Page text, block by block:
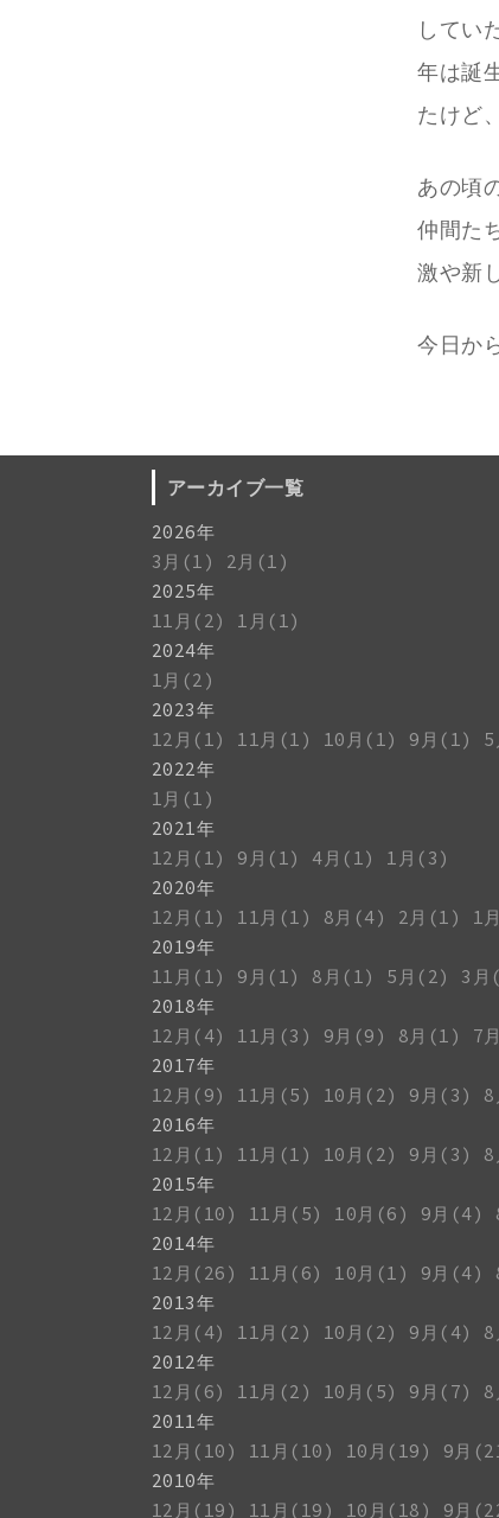
してい
年は誕
たけど
あの頃
仲間た
激や新
今日か
アーカイブ一覧
2026年
3月(1)
2月(1)
2025年
11月(2)
1月(1)
2024年
1月(2)
2023年
12月(1)
11月(1) 10月(1) 9月(1)
2022年
1月(1)
2021年
12月(1)
9月(1) 4月(1)
1月(3)
2020年
12月(1)
11月(1) 8月(4) 2月(1)
1
2019年
11月(1)
9月(1) 8月(1) 5月(2)
3月
2018年
12月(4)
11月(3) 9月(9) 8月(1) 7
2017年
12月(9)
11月(5) 10月(2) 9月(3)
2016年
12月(1)
11月(1) 10月(2) 9月(3)
2015年
12月(10)
11月(5) 10月(6) 9月(4)
2014年
12月(26)
11月(6) 10月(1) 9月(4)
2013年
12月(4)
11月(2) 10月(2) 9月(4)
2012年
12月(6)
11月(2) 10月(5) 9月(7)
2011年
12月(10)
11月(10) 10月(19) 9月
2010年
12月(19)
11月(19) 10月(18) 9月